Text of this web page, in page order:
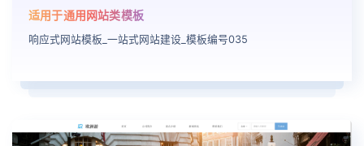
适用于通用网站类模板
响应式网站模板_一站式网站建设_模板编号035